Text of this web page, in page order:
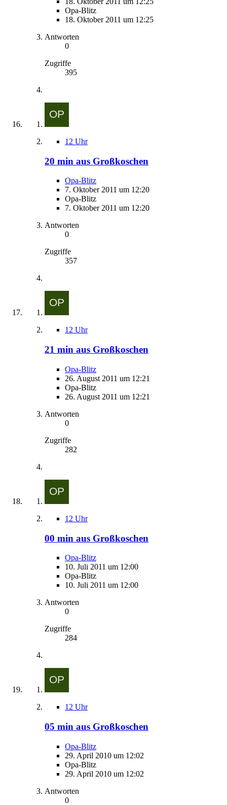
Opa-Blitz
18. Oktober 2011 um 12:25
Antworten
0
Zugriffe
395
12 Uhr
20 min aus Großkoschen
Opa-Blitz
7. Oktober 2011 um 12:20
Opa-Blitz
7. Oktober 2011 um 12:20
Antworten
0
Zugriffe
357
12 Uhr
21 min aus Großkoschen
Opa-Blitz
26. August 2011 um 12:21
Opa-Blitz
26. August 2011 um 12:21
Antworten
0
Zugriffe
282
12 Uhr
00 min aus Großkoschen
Opa-Blitz
10. Juli 2011 um 12:00
Opa-Blitz
10. Juli 2011 um 12:00
Antworten
0
Zugriffe
284
12 Uhr
05 min aus Großkoschen
Opa-Blitz
29. April 2010 um 12:02
Opa-Blitz
29. April 2010 um 12:02
Antworten
0